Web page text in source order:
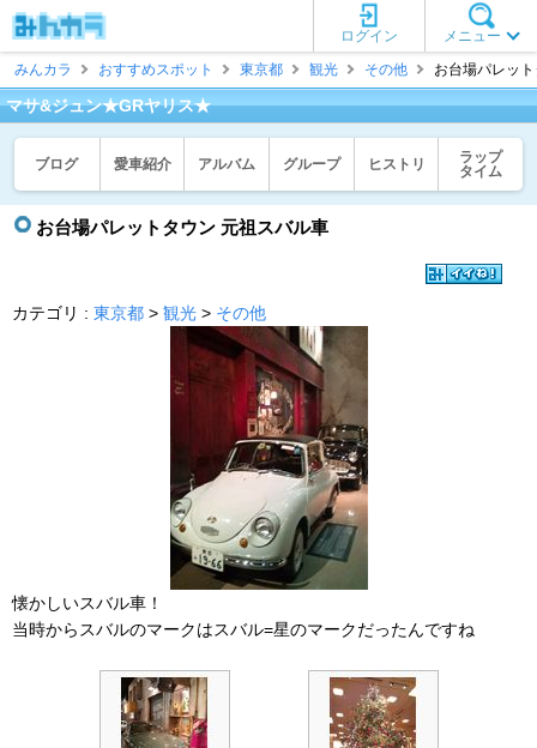
メニュー
ログイン
みんカラ
おすすめスポット 東京都 観光 その他 お台場パレッ
マサ&ジュン★GRヤリス★
ブログ 愛車紹介 アルバム グループ ヒストリ
ラップ
タイム
お台場パレットタウン 元祖スバル車
カテゴリ : 東京都 > 観光 > その他
懐かしいスバル車！
当時からスバルのマークはスバル=星のマークだったんですね